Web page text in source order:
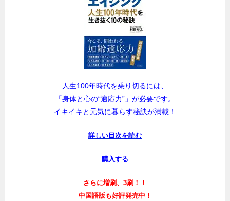
人生100年時代を乗り切るには、
「身体と心の“適応力”」が必要です。
イキイキと元気に暮らす秘訣が満載！
詳しい目次を読む
購入する
さらに増刷、3刷！！
中国語版も好評発売中！